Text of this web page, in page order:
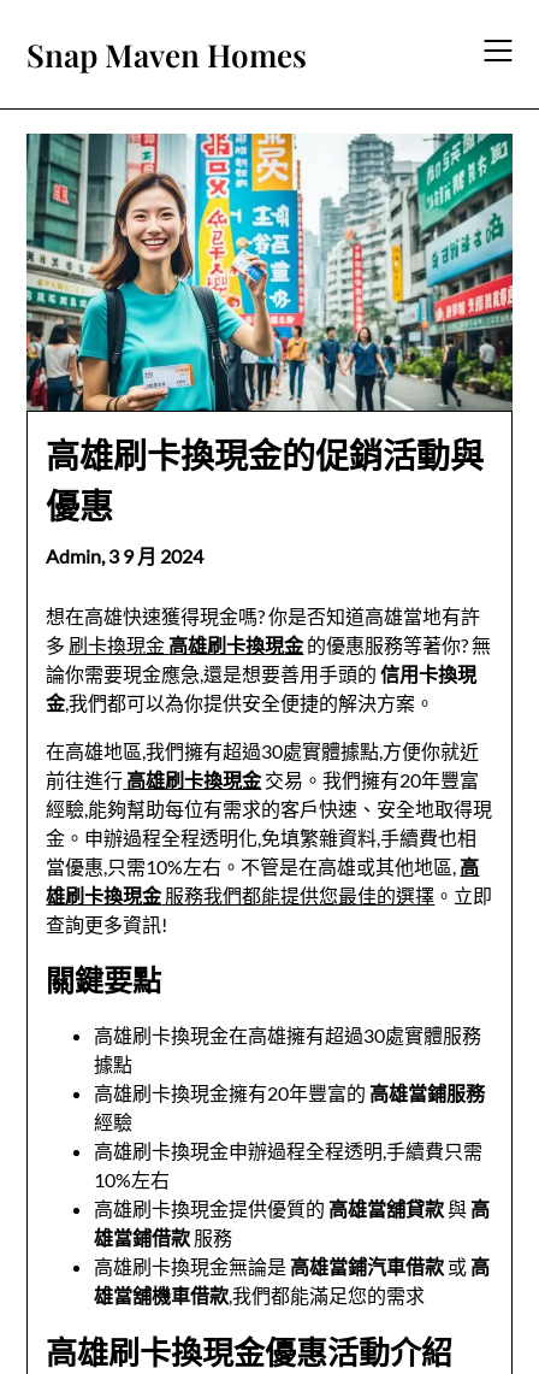
content
Snap Maven Homes
高雄刷卡換現金的促銷活動與
優惠
Admin,3 9 月 2024
想在高雄快速獲得現金嗎? 你是否知道高雄當地有許
多 刷卡換現金 高雄刷卡換現金的優惠服務等著你? 無
論你需要現金應急,還是想要善用手頭的信用卡換現
金,我們都可以為你提供安全便捷的解決方案。
在高雄地區,我們擁有超過30處實體據點,方便你就近
前往進行 高雄刷卡換現金交易。我們擁有20年豐富
經驗,能夠幫助每位有需求的客戶快速、安全地取得現
金。申辦過程全程透明化,免填繁雜資料,手續費也相
當優惠,只需10%左右。不管是在高雄或其他地區, 高
雄刷卡換現金服務我們都能提供您最佳的選擇 。立即
查詢更多資訊!
關鍵要點
高雄刷卡換現金在高雄擁有超過30處實體服務
據點
高雄刷卡換現金擁有20年豐富的 高雄當鋪服務
經驗
高雄刷卡換現金申辦過程全程透明,手續費只需
10%左右
高雄刷卡換現金提供優質的 高雄當舖貸款與 高
雄當鋪借款 服務
高雄刷卡換現金無論是 高雄當鋪汽車借款 或 高
雄當舖機車借款,我們都能滿足您的需求
高雄刷卡換現金優惠活動介紹